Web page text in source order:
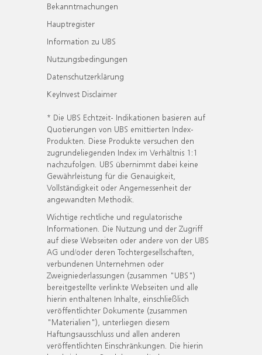
Bekanntmachungen
Hauptregister
Information zu UBS
Nutzungsbedingungen
Datenschutzerklärung
KeyInvest Disclaimer
* Die UBS Echtzeit- Indikationen basieren auf
Quotierungen von UBS emittierten Index-
Produkten. Diese Produkte versuchen den
zugrundeliegenden Index im Verhältnis 1:1
nachzufolgen. UBS übernimmt dabei keine
Gewährleistung für die Genauigkeit,
Vollständigkeit oder Angemessenheit der
angewandten Methodik.
Wichtige rechtliche und regulatorische
Informationen. Die Nutzung und der Zugriff
auf diese Webseiten oder andere von der UBS
AG und/oder deren Tochtergesellschaften,
verbundenen Unternehmen oder
Zweigniederlassungen (zusammen "UBS")
bereitgestellte verlinkte Webseiten und alle
hierin enthaltenen Inhalte, einschließlich
veröffentlichter Dokumente (zusammen
"Materialien"), unterliegen diesem
Haftungsausschluss und allen anderen
veröffentlichten Einschränkungen. Die hierin